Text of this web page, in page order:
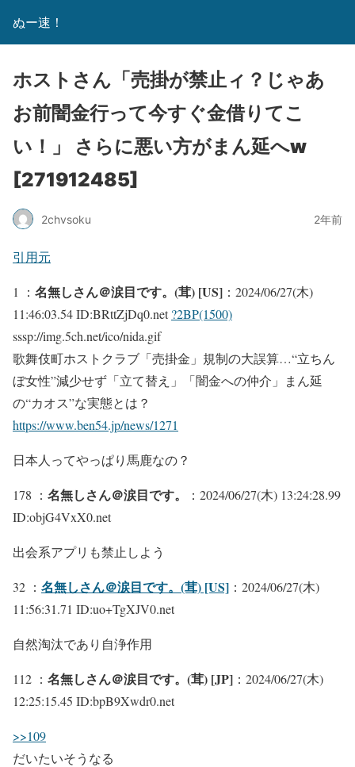
ぬー速！
ホストさん「売掛が禁止ィ？じゃあ
お前闇金行って今すぐ金借りてこ
い！」 さらに悪い方がまん延へw
[271912485]
2chvsoku 2年前
引用元
1 ： 名無しさん＠涙目です。(茸) [US] ：2024/06/27(木)
11:46:03.54 ID:BRttZjDq0.net?2BP(1500)
sssp://img.5ch.net/ico/nida.gif
歌舞伎町ホストクラブ「売掛金」規制の大誤算…“立ちん
ぼ女性”減少せず「立て替え」「闇金への仲介」まん延
の“カオス”な実態とは？
https://www.ben54.jp/news/1271
日本人ってやっぱり馬鹿なの？
178 ： 名無しさん＠涙目です。
：2024/06/27(木) 13:24:28.99
ID:objG4VxX0.net
出会系アプリも禁止しよう
32 ： 名無しさん＠涙目です。(茸) [US] ：2024/06/27(木)
11:56:31.71 ID:uo+TgXJV0.net
自然淘汰であり自浄作用
112 ： 名無しさん＠涙目です。(茸) [JP] ：2024/06/27(木)
12:25:15.45 ID:bpB9Xwdr0.net
>>109
だいたいそうなる